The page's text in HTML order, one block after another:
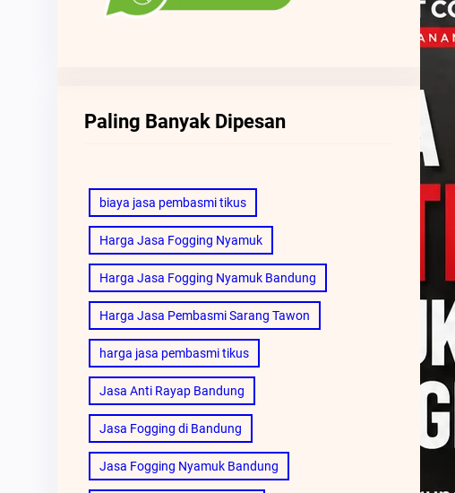
Paling Banyak Dipesan
biaya jasa pembasmi tikus
Harga Jasa Fogging Nyamuk
Harga Jasa Fogging Nyamuk Bandung
Harga Jasa Pembasmi Sarang Tawon
harga jasa pembasmi tikus
Jasa Anti Rayap Bandung
Jasa Fogging di Bandung
Jasa Fogging Nyamuk Bandung